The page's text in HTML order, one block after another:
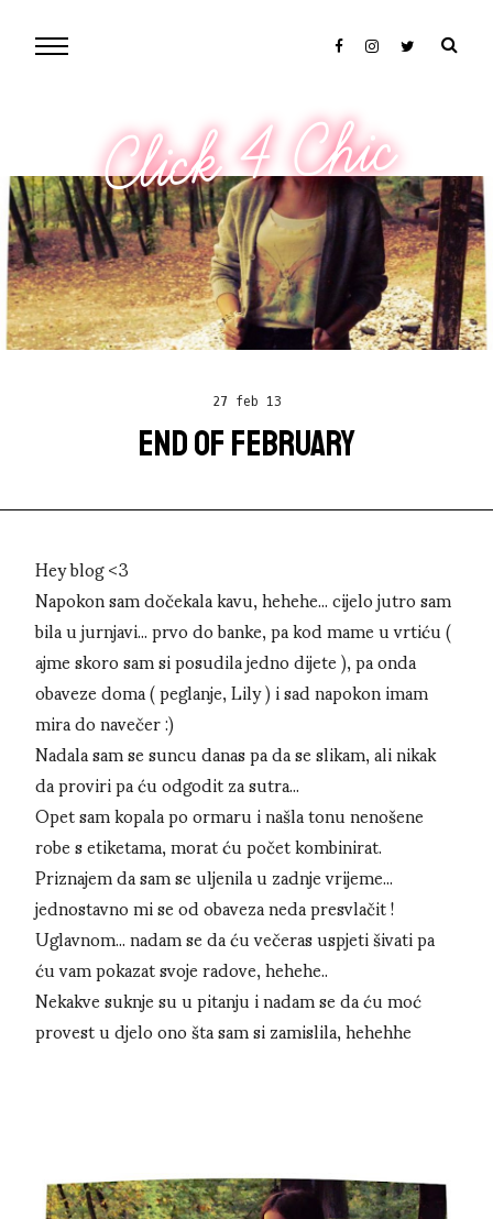
Click 4 Chic
27 feb 13
END OF FEBRUARY
Hey blog <3
Napokon sam dočekala kavu, hehehe... cijelo jutro sam
bila u jurnjavi... prvo do banke, pa kod mame u vrtiću (
ajme skoro sam si posudila jedno dijete ), pa onda
obaveze doma ( peglanje, Lily ) i sad napokon imam
mira do navečer :)
Nadala sam se suncu danas pa da se slikam, ali nikak
da proviri pa ću odgodit za sutra...
Opet sam kopala po ormaru i našla tonu nenošene
robe s etiketama, morat ću počet kombinirat.
Priznajem da sam se uljenila u zadnje vrijeme...
jednostavno mi se od obaveza neda presvlačit !
Uglavnom... nadam se da ću večeras uspjeti šivati pa
ću vam pokazat svoje radove, hehehe..
Nekakve suknje su u pitanju i nadam se da ću moć
provest u djelo ono šta sam si zamislila, hehehhe